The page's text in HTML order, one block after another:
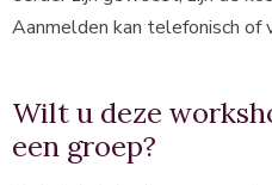
Aanmelden kan telefonisch of
Wilt u deze
een groep?